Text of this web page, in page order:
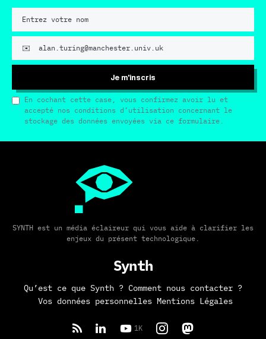
Je m'inscris
En cochant cette case, vous confirmez avoir lu et
accepté nos conditions d’utilisation concernant le
stockage des données envoyées via ce formulaire.
SYNTH est un média éclaireur qui vous aide à clarifier les
enjeux du présent technologique.
Synth
Qu’est ce que Synth ?
Comment nous contacter ?
Vos données personnelles
Mentions Légales
1K